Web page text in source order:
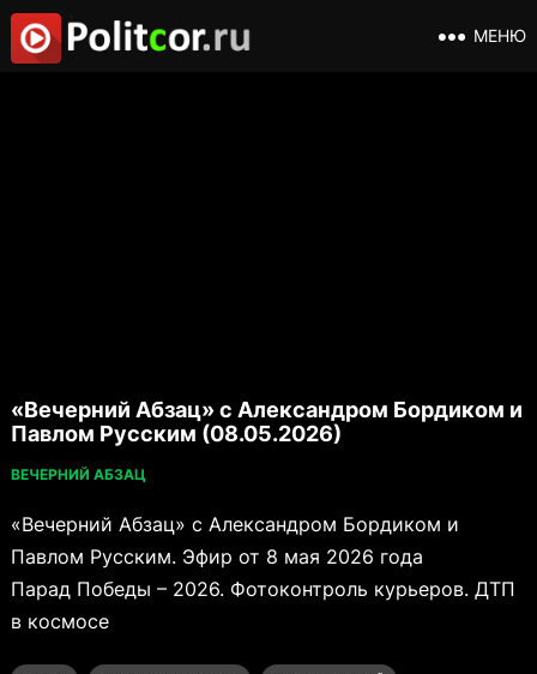
МЕНЮ
«Вечерний Абзац» с Александром Бордиком и
Павлом Русским (08.05.2026)
ВЕЧЕРНИЙ АБЗАЦ
«Вечерний Абзац» с Александром Бордиком и
Павлом Русским. Эфир от 8 мая 2026 года
Парад Победы – 2026. Фотоконтроль курьеров. ДТП
в космосе